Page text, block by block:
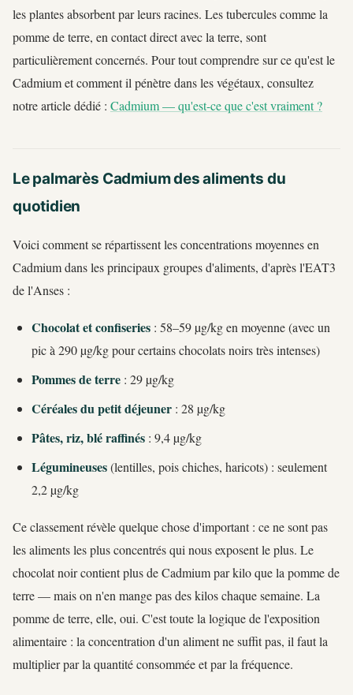
les plantes absorbent par leurs racines. Les tubercules comme la
pomme de terre, en contact direct avec la terre, sont
particulièrement concernés. Pour tout comprendre sur ce qu'est le
Cadmium et comment il pénètre dans les végétaux, consultez
notre article dédié : Cadmium — qu'est-ce que c'est vraiment ?
Le palmarès Cadmium des aliments du
quotidien
Voici comment se répartissent les concentrations moyennes en
Cadmium dans les principaux groupes d'aliments, d'après l'EAT3
de l'Anses :
Chocolat et confiseries : 58–59 µg/kg en moyenne (avec un
pic à 290 µg/kg pour certains chocolats noirs très intenses)
Pommes de terre : 29 µg/kg
Céréales du petit déjeuner : 28 µg/kg
Pâtes, riz, blé raffinés : 9,4 µg/kg
Légumineuses(lentilles, pois chiches, haricots) : seulement
2,2 µg/kg
Ce classement révèle quelque chose d'important : ce ne sont pas
les aliments les plus concentrés qui nous exposent le plus. Le
chocolat noir contient plus de Cadmium par kilo que la pomme de
terre — mais on n'en mange pas des kilos chaque semaine. La
pomme de terre, elle, oui. C'est toute la logique de l'exposition
alimentaire : la concentration d'un aliment ne suffit pas, il faut la
multiplier par la quantité consommée et par la fréquence.